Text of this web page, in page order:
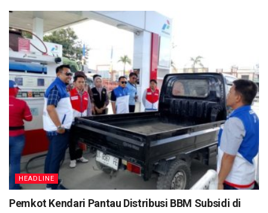
HEADLINE
Pemkot Kendari Pantau Distribusi BBM Subsidi di